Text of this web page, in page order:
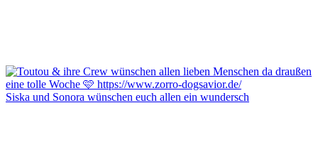
Siska und Sonora wünschen euch allen ein wundersch